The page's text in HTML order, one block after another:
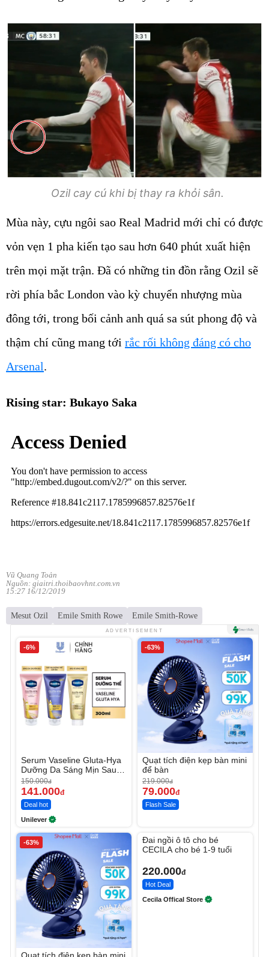
Ozil cay cú khi bị thay ra khỏi sân.
Mùa này, cựu ngôi sao Real Madrid mới chỉ có được
vỏn vẹn 1 pha kiến tạo sau hơn 640 phút xuất hiện
trên mọi mặt trận. Đã có những tin đồn rằng Ozil sẽ
rời phía bắc London vào kỳ chuyển nhượng mùa
đông tới, trong bối cảnh anh quá sa sút phong độ và
thậm chí cũng mang tới rắc rối không đáng có cho
Arsenal.
Rising star: Bukayo Saka
Vũ Quang Toản
Nguồn: giaitri.thoibaovhnt.com.vn
15:27 16/12/2019
Mesut Ozil Emile Smith Rowe Emile Smith-Rowe
ADVERTISEMENT
-6%
Serum Vaseline Gluta-Hya
Dưỡng Da Sáng Mịn Sau 7
Ngày
150.000đ
141.000đ
Deal hot
Unilever
-63%
Quạt tích điện kẹp bàn mini
để bàn
219.000đ
79.000đ
Flash Sale
-63%
Đai ngồi ô tô cho bé
CECILA cho bé 1-9 tuổi
220.000đ
Hot Deal
Cecila Offical Store